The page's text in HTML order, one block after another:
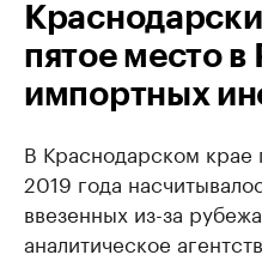
пятое место
импортных
В Краснодарском
2019 года
ввезенных из-за
аналитическое